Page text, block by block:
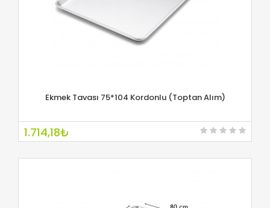
İNCELE
Ekmek Tavası 75*104 Kordonlu (Toptan Alım)
1.714,18₺